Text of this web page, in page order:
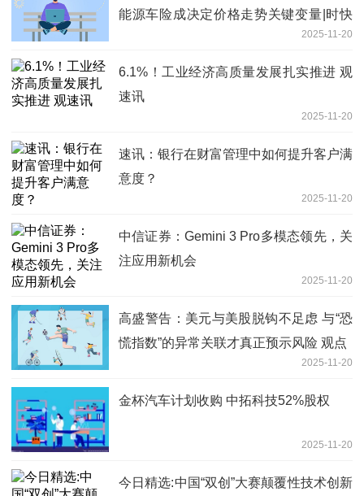
能源车险成决定价格走势关键变量|时快
2025-11-20
6.1%！工业经济高质量发展扎实推进 观
速讯
2025-11-20
速讯：银行在财富管理中如何提升客户满
意度？
2025-11-20
中信证券：Gemini 3 Pro多模态领先，关
注应用新机会
2025-11-20
高盛警告：美元与美股脱钩不足虑 与“恐
慌指数”的异常关联才真正预示风险 观点
2025-11-20
金杯汽车计划收购 中拓科技52%股权
2025-11-20
今日精选:中国“双创”大赛颠覆性技术创新